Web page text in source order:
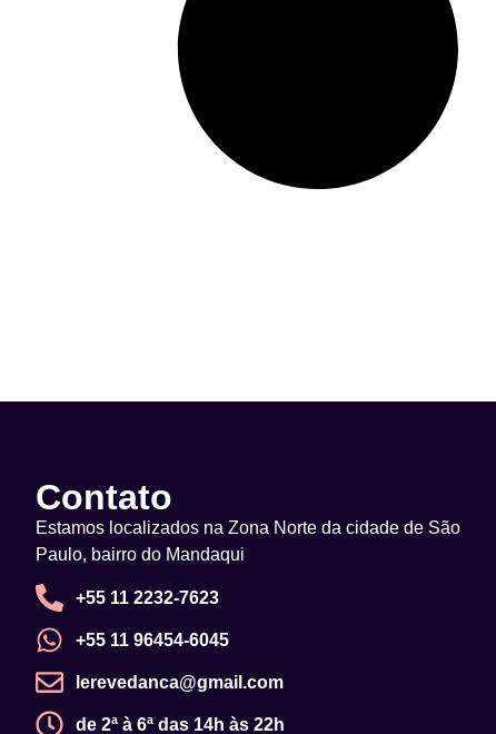
Contato
Estamos localizados na Zona Norte da cidade de São
Paulo, bairro do Mandaqui
+55 11 2232-7623
+55 11 96454-6045
lerevedanca@gmail.com
de 2ª à 6ª das 14h às 22h